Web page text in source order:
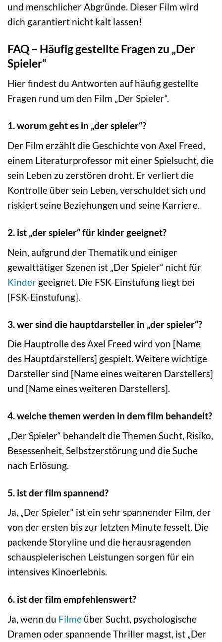
und menschlicher Abgründe. Dieser Film wird
dich garantiert nicht kalt lassen!
FAQ – Häufig gestellte Fragen zu „Der
Spieler“
Hier findest du Antworten auf häufig gestellte
Fragen rund um den Film „Der Spieler“.
1. worum geht es in „der spieler“?
Der Film erzählt die Geschichte von Axel Freed,
einem Literaturprofessor mit einer Spielsucht, die
sein Leben zu zerstören droht. Er verliert die
Kontrolle über sein Leben, verschuldet sich und
riskiert seine Beziehungen und seine Karriere.
2. ist „der spieler“ für kinder geeignet?
Nein, aufgrund der Thematik und einiger
gewalttätiger Szenen ist „Der Spieler“ nicht für
Kinder geeignet. Die FSK-Einstufung liegt bei
[FSK-Einstufung].
3. wer sind die hauptdarsteller in „der spieler“?
Die Hauptrolle des Axel Freed wird von [Name
des Hauptdarstellers] gespielt. Weitere wichtige
Darsteller sind [Name eines weiteren Darstellers]
und [Name eines weiteren Darstellers].
4. welche themen werden in dem film behandelt?
„Der Spieler“ behandelt die Themen Sucht, Risiko,
Besessenheit, Selbstzerstörung und die Suche
nach Erlösung.
5. ist der film spannend?
Ja, „Der Spieler“ ist ein sehr spannender Film, der
von der ersten bis zur letzten Minute fesselt. Die
packende Storyline und die herausragenden
schauspielerischen Leistungen sorgen für ein
intensives Kinoerlebnis.
6. ist der film empfehlenswert?
Ja, wenn du Filme über Sucht, psychologische
Dramen oder spannende Thriller magst, ist „Der